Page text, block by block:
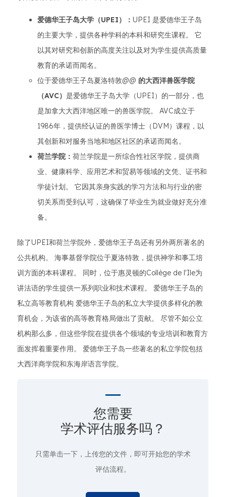
爱德华王子岛大学（UPEI）： UPEI 是爱德华王子岛
的主要大学，提供各种学科的本科和研究生课程。 它
以其对研究和创新的高度关注以及对为学生提供高质量
教育的承诺而闻名。
位于爱德华王子岛夏洛特敦@@ 的大西洋兽医学院
（AVC） 是爱德华王子岛大学（UPEI）的一部分，也
是加拿大大西洋地区唯一的兽医学院。 AVC成立于
1986年，提供经认证的兽医学博士（DVM）课程，以
其创新和对服务当地和地区社区的承诺而闻名。
荷兰学院： 荷兰学院是一所综合性社区学院，提供商
业、健康科学、应用艺术和贸易等领域的文凭、证书和
学徒计划。 它因其亲身实践的学习方法和与行业的密
切关系而受到认可，这确保了毕业生为就业做好充分准
备。
除了UPEI和荷兰学院外，爱德华王子岛还有另外两所著名的
公共机构。 海事基督学院位于夏洛特敦，提供神学和事工培
训方面的本科课程。 同时，位于惠灵顿的Collège de l'Ile为
讲法语的学生提供一系列职业和技术课程。 爱德华王子岛的
私立高等教育机构 爱德华王子岛的私立大学提供多样化的教
育机会，为该省的高等教育格局做出了贡献。 尽管不如公立
机构那么多，但这些学院在提供各个领域的专业培训和教育方
面发挥着重要作用。 爱德华王子岛一些著名的私立学院包括
大西洋商学院和东海岸语言学院。
您需要
学术评估服务吗？
只需单击一下，上传您的文件，即可开始您的学术
评估流程。